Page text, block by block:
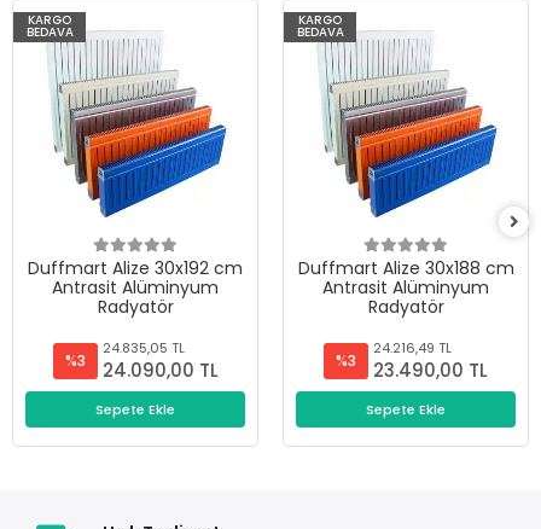
KARGO
BEDAVA
Duffmart Alize 30x192 cm
Antrasit Alüminyum
Radyatör
%3
24.835,05 TL
24.090,00 TL
Sepete Ekle
KARGO
BEDAVA
Duffmart Alize 30x188 cm
Antrasit Alüminyum
Radyatör
%3
24.216,49 TL
23.490,00 TL
Sepete Ekle